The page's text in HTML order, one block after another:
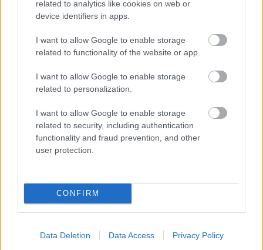
related to analytics like cookies on web or
device identifiers in apps.
I want to allow Google to enable storage
related to functionality of the website or app.
I want to allow Google to enable storage
related to personalization.
I want to allow Google to enable storage
related to security, including authentication
functionality and fraud prevention, and other
user protection.
CONFIRM
Data Deletion Data Access Privacy Policy
A szezonálisan és munkanappal kiigazított
adatok alapján az ipari kibocsátás 2024
augusztusához viszonyítva 0,7 százalékkal
mérséklődött.
Az ipari export volumene 5,0 százalékkal
kisebb volt az egy évvel korábbinál. A
százalékát képviselő járműgyártás kivitele
11,3, a 14 százalékos súlyú villamos
vissza.